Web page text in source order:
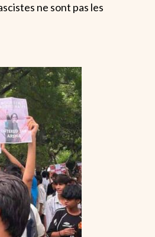
ne sont pas les